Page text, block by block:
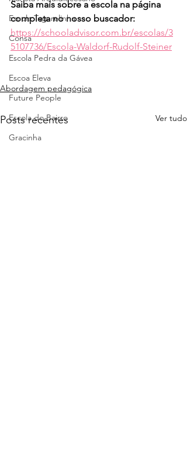
Escola Tagarelinha
Consa
Escola Pedra da Gávea
Escoa Eleva
Future People
Escola do Bairro
Gracinha
Saiba mais sobre a escola na página
completa no nosso buscador:
https://schooladvisor.com.br/escolas/3
5107736/Escola-Waldorf-Rudolf-Steiner
Abordagem pedagógica
Posts recentes Ver tudo